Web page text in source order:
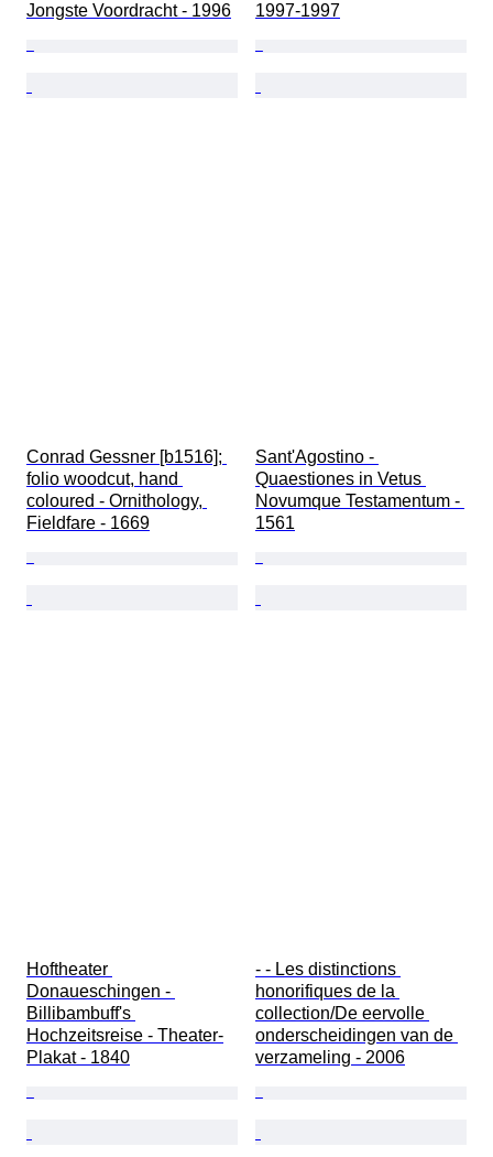
Jongste Voordracht - 1996
1997-1997
Conrad Gessner [b1516];
folio woodcut, hand
coloured - Ornithology,
Fieldfare - 1669
Sant'Agostino -
Quaestiones in Vetus
Novumque Testamentum -
1561
Hoftheater
Donaueschingen -
Billibambuff's
Hochzeitsreise - Theater-
Plakat - 1840
- - Les distinctions
honorifiques de la
collection/De eervolle
onderscheidingen van de
verzameling - 2006